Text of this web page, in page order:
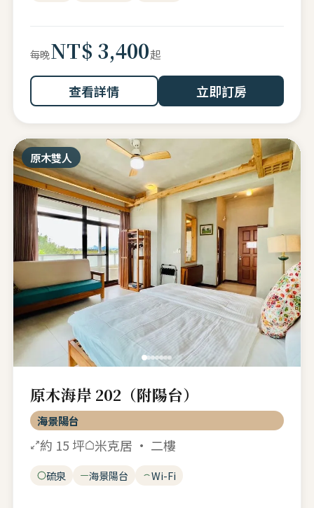
每晚NT$ 3,400起
查看詳情 立即訂房
原木雙人
原木海岸 202（附陽台）
海景陽台
約 15 坪 米克居 · 二樓
硫泉 海景陽台 Wi-Fi